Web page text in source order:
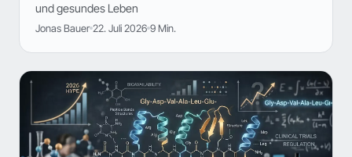
und gesundes Leben
Jonas Bauer 22. Juli 2026 9 Min.